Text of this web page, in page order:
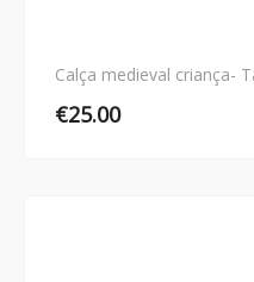
Calça medieval criança-
€25.00